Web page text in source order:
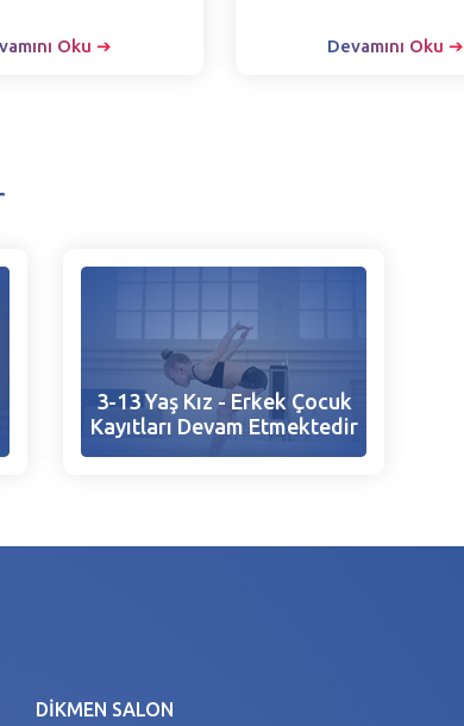
Oku ➔ Devamını Oku ➔
3-13 Yaş Kız - Erkek Çocuk
Kayıtları Devam Etmektedir
DİKMEN SALON